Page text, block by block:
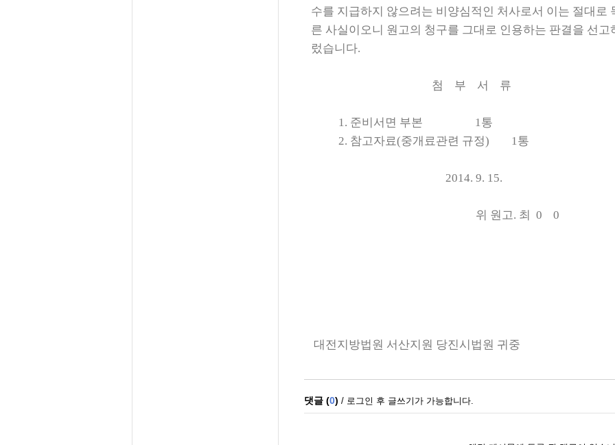
수를 지급하지 않으려는 비양심적인 처사로서 이는 절대로
른 사실이오니 원고의 청구를 그대로 인용하는 판결을 선
렀습니다.
첨 부 서 류
1. 준비서면 부본 1통
2. 참고자료(중개료관련 규정) 1통
2014. 9. 15.
위 원고. 최 0 0
대전지방법원 서산지원 당진시법원 귀중